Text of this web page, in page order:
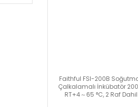
Faithful FSI-200B
Çalkalamalı İnkübatör 200
RT+4～65 °C, 2 Raf Dahil